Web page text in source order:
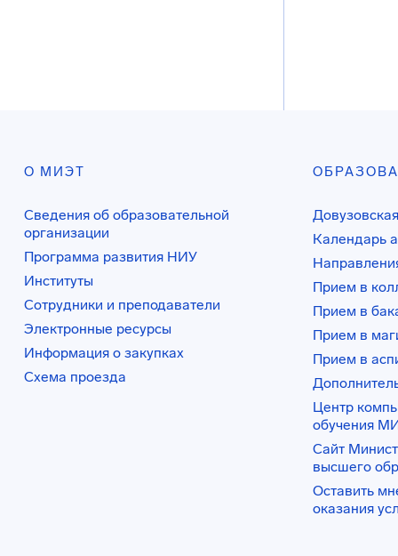
О МИЭТ
Сведения об образовательной
организации
Программа развития НИУ
Институты
Сотрудники и преподаватели
Электронные ресурсы
Информация о закупках
Схема проезда
Календарь
Прием в
Прием в
Прием в
Прием в
Центр
обучения
Сайт
высшего
Оставить
оказания